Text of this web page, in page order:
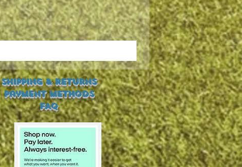
Shipping & Returns
Payment Methods
FAQ